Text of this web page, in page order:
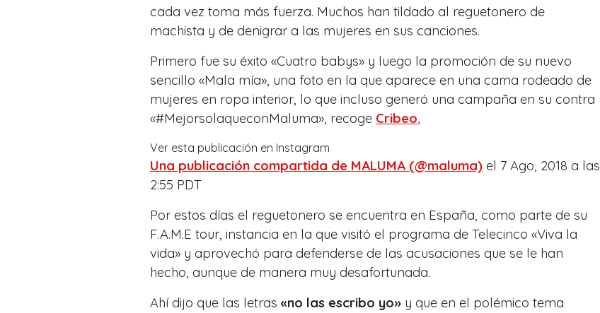
cada vez toma más fuerza. Muchos han tildado al reguetonero de
machista y de denigrar a las mujeres en sus canciones.
Primero fue su éxito «Cuatro babys» y luego la promoción de su nuevo
sencillo «Mala mía», una foto en la que aparece en una cama rodeado de
mujeres en ropa interior, lo que incluso generó una campaña en su contra
«#MejorsolaqueconMaluma», recoge Cribeo.
Ver esta publicación en Instagram
Una publicación compartida de MALUMA (@maluma) el 7 Ago, 2018 a las
2:55 PDT
Por estos días el reguetonero se encuentra en España, como parte de su
F.A.M.E tour, instancia en la que visitó el programa de Telecinco «Viva la
vida» y aprovechó para defenderse de las acusaciones que se le han
hecho, aunque de manera muy desafortunada.
Ahí dijo que las letras «no las escribo yo» y que en el polémico tema